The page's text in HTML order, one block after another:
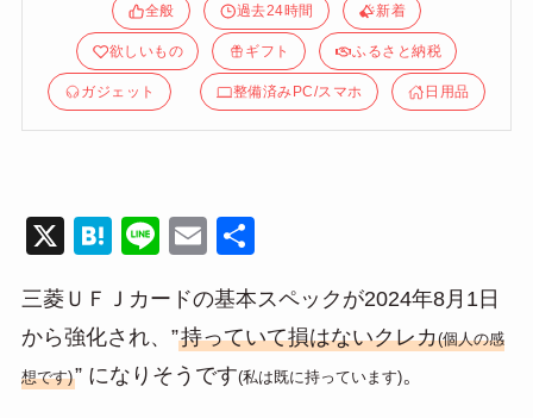
全般 過去24時間 新着
欲しいもの ギフト ふるさと納税
ガジェット 整備済みPC/スマホ 日用品
X
H
e
n
a
Li
e
E
ail
三菱ＵＦＪカードの基本スペックが2024年8月1日
から強化され、”持っていて損はないクレカ(個人の感
想です)” になりそうです(私は既に持っています)。